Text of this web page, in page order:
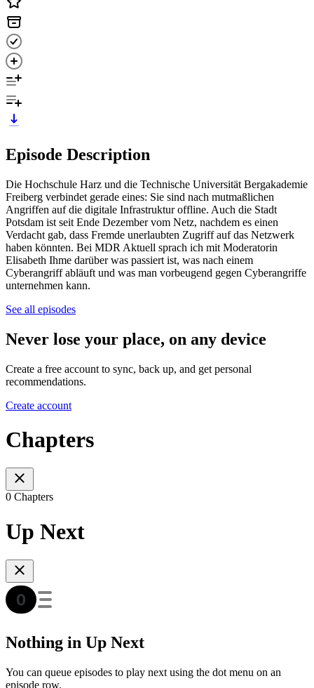
Episode Description
Die Hochschule Harz und die Technische Universität Bergakademie
Freiberg verbindet gerade eines: Sie sind nach mutmaßlichen
Angriffen auf die digitale Infrastruktur offline. Auch die Stadt
Potsdam ist seit Ende Dezember vom Netz, nachdem es einen
Verdacht gab, dass Fremde unerlaubten Zugriff auf das Netzwerk
haben könnten. Bei MDR Aktuell sprach ich mit Moderatorin
Elisabeth Ihme darüber was passiert ist, was nach einem
Cyberangriff abläuft und was man vorbeugend gegen Cyberangriffe
unternehmen kann.
See all episodes
Never lose your place, on any device
Create a free account to sync, back up, and get personal
recommendations.
Create account
Chapters
0 Chapters
Up Next
Nothing in Up Next
You can queue episodes to play next using the dot menu on an
episode row.